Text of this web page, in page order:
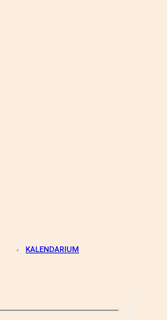
KALENDARIUM